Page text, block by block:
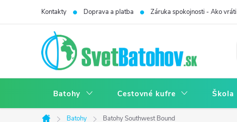
Kontakty Doprava a platba Záruka spokojnosti - Ako vrátiť
Batohy Cestovné kufre Škola
Batohy Batohy Southwest Bound